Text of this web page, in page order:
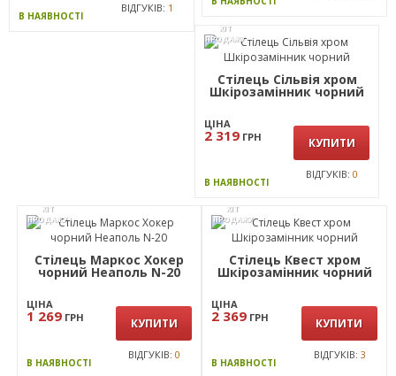
ХІТ
ПРОДАЖУ
Стілець Сільвія хром
ЦІНА
КУПИТИ
ХІТ
ПРОДАЖУ
Стілець Маркос Хокер
ЦІНА
КУПИТИ
ХІТ
ПРОДАЖУ
Стілець Квест хром
ЦІНА
КУПИТИ